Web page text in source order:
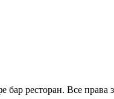
бар ресторан. Все права